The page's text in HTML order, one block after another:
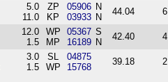
5.0
11.0
ZP
KP
05906
03933
N
N
44.04 6
12.0
1.5
WP
MP
05367
16189
S
N
42.40 4
3.0
1.5
SL
WP
04875
15768
39.18 2